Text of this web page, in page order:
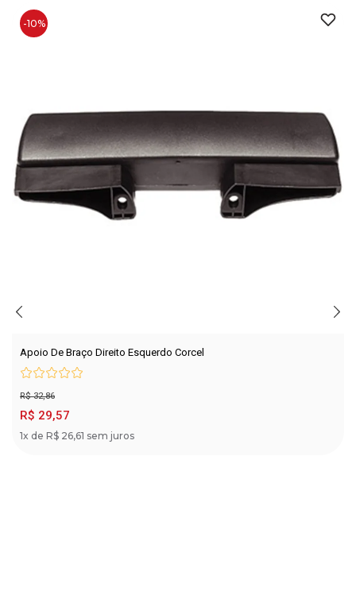
-10%
Apoio De Braço Direito Esquerdo Corcel
R$ 32,86
R$ 29,57
1x de R$ 26,61 sem juros